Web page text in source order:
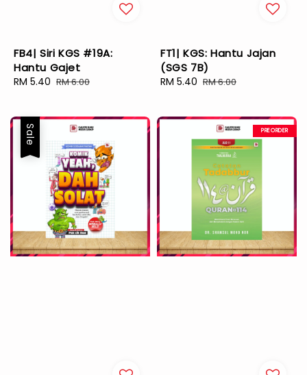
FB4| Siri KGS #19A:
Hantu Gajet
Sale
RM 5.40 Regular
RM 6.00
FT1| KGS: Hantu Jajan
(SGS 7B)
Sale
RM 5.40 Regular
RM 6.00
Sale PREORDER